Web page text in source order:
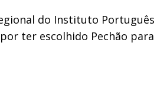
do Instituto
ter escolhido Pechão